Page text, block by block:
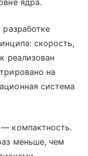
ядра.
скорость,
реализован
на
система
— компактность.
меньше, чем